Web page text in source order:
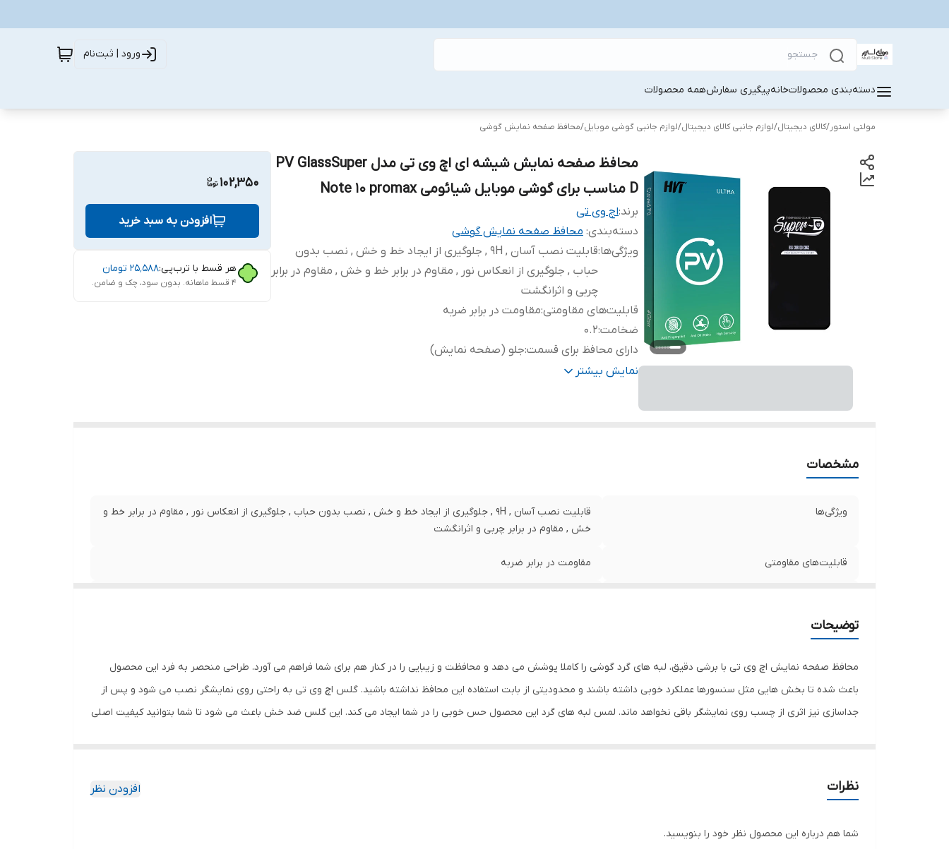
ورود | ثبت‌نام
دسته‌بندی محصولاتخانهپیگیری سفارشهمه محصولات
مولتی استور/کالای دیجیتال/لوازم جانبی کالای دیجیتال/لوازم جانبی گوشی موبایل/محافظ صفحه نمایش گوشی
محافظ صفحه نمایش شیشه ای اچ وی تی مدل PV GlassSuper
D مناسب برای گوشی موبایل شیائومی Note 10 promax
برند:اچ وی تی
دسته‌بندی: محافظ صفحه نمایش گوشی
ویژگی‌ها:
قابلیت نصب آسان , 9H , جلوگیری از ایجاد خط و خش , نصب بدون
حباب , جلوگیری از انعکاس نور , مقاوم در برابر خط و خش , مقاوم در برابر
چربی و اثرانگشت
قابلیت‌های مقاومتی:مقاومت در برابر ضربه
ضخامت:
0.2
دارای محافظ برای قسمت:جلو (صفحه نمایش)
رنگ:مشکی
نمایش بیشتر
102,350
افزودن به سبد خرید
هر قسط با ترب‌پی:۲۵٬۵۸۸ تومان
۴ قسط ماهانه. بدون سود، چک و ضامن.
مشخصات
ویژگی‌ها
قابلیت نصب آسان , 9H , جلوگیری از ایجاد خط و خش , نصب بدون حباب , جلوگیری از انعکاس نور , مقاوم در برابر خط و
خش , مقاوم در برابر چربی و اثرانگشت
قابلیت‌های مقاومتی مقاومت در برابر ضربه
دارای محافظ برای قسمت
رنگ مشکی
توضیحات
محافظ صفحه نمایش اچ وی تی با برشی دقیق، لبه های گرد گوشی را کاملا پوشش می دهد و محافظت و زیبایی را در کنار هم برای شما فراهم می آورد. طراحی منحصر به فرد این محصول
باعث شده تا بخش هایی مثل سنسورها عملکرد خوبی داشته باشند و محدودیتی از بابت استفاده این محافظ نداشته باشید. گلس اچ وی تی به راحتی روی نمایشگر نصب می شود و پس از
جداسازی نیز اثری از چسب روی نمایشگر باقی نخواهد ماند. لمس لبه های گرد این محصول حس خوبی را در شما ایجاد می کند. این گلس ضد خش باعث می شود تا شما بتوانید کیفیت اصلی
نظرات افزودن نظر
شما هم درباره این محصول نظر خود را بنویسید.